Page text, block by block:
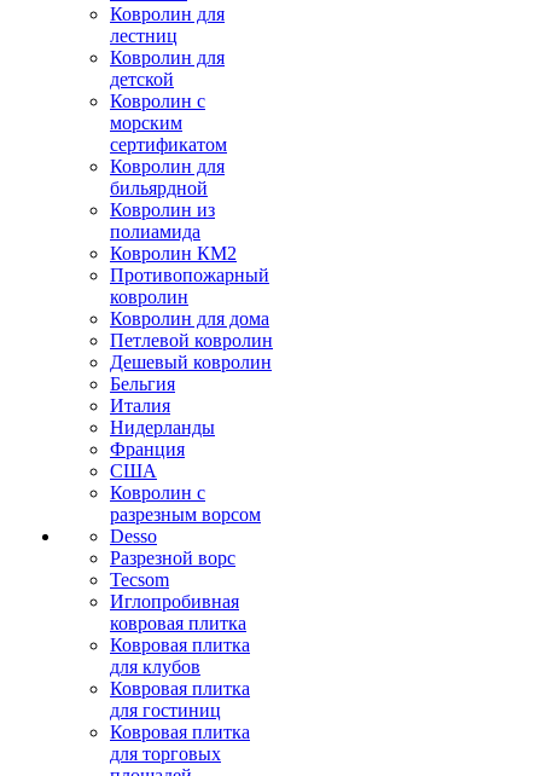
Ковролин для
лестниц
Ковролин для
детской
Ковролин с
морским
сертификатом
Ковролин для
бильярдной
Ковролин из
полиамида
Ковролин КМ2
Противопожарный
ковролин
Ковролин для дома
Петлевой ковролин
Дешевый ковролин
Бельгия
Италия
Нидерланды
Франция
США
Ковролин с
разрезным ворсом
Desso
Разрезной ворс
Tecsom
Иглопробивная
ковровая плитка
Ковровая плитка
для клубов
Ковровая плитка
для гостиниц
Ковровая плитка
для торговых